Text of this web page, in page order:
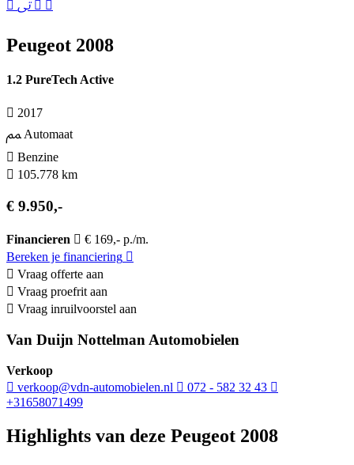
Peugeot 2008
1.2 PureTech Active
2017
Automaat
Benzine
105.778 km
€ 9.950,-
Financieren
€ 169,- p./m.
Bereken je financiering
Vraag offerte aan
Vraag proefrit aan
Vraag inruilvoorstel aan
Van Duijn Nottelman Automobielen
Verkoop
verkoop@vdn-automobielen.nl
072 - 582 32 43
+31658071499
Highlights van deze Peugeot 2008